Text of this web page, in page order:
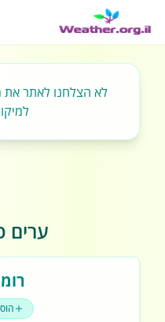
לא הצלחנו לאתר את
ערים